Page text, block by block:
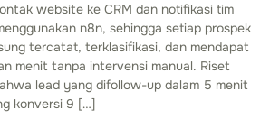
website ke CRM dan notifikasi tim
n8n, sehingga setiap prospek
tercatat, terklasifikasi, dan mendapat
menit tanpa intervensi manual. Riset
lead yang difollow-up dalam 5 menit
konversi 9 […]